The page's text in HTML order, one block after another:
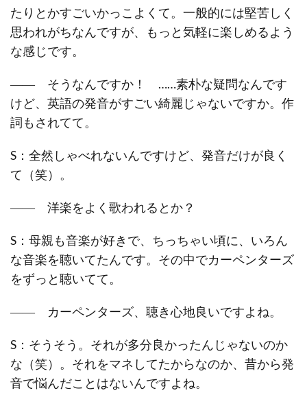
たりとかすごいかっこよくて。一般的には堅苦しく
思われがちなんですが、もっと気軽に楽しめるよう
な感じです。
―― そうなんですか！ ……素朴な疑問なんです
けど、英語の発音がすごい綺麗じゃないですか。作
詞もされてて。
S：全然しゃべれないんですけど、発音だけが良く
て（笑）。
―― 洋楽をよく歌われるとか？
S：母親も音楽が好きで、ちっちゃい頃に、いろん
な音楽を聴いてたんです。その中でカーペンターズ
をずっと聴いてて。
―― カーペンターズ、聴き心地良いですよね。
S：そうそう。それが多分良かったんじゃないのか
な（笑）。それをマネしてたからなのか、昔から発
音で悩んだことはないんですよね。